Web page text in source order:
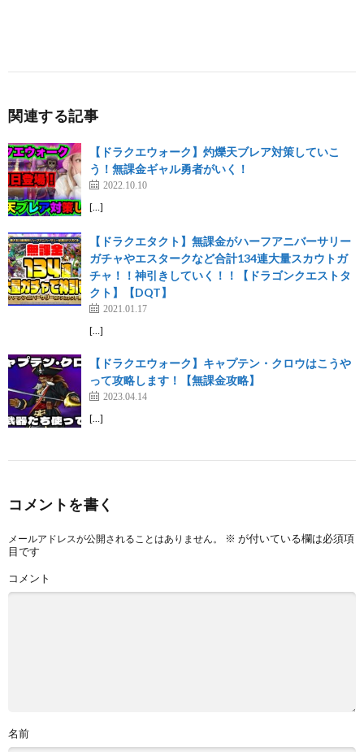
関連する記事
【ドラクエウォーク】灼爍天ブレア対策していこ
う！無課金ギャル勇者がいく！
2022.10.10
[…]
【ドラクエタクト】無課金がハーフアニバーサリー
ガチャやエスタークなど合計134連大量スカウトガ
チャ！！神引きしていく！！【ドラゴンクエストタ
クト】【DQT】
2021.01.17
[…]
【ドラクエウォーク】キャプテン・クロウはこうや
って攻略します！【無課金攻略】
2023.04.14
[…]
コメントを書く
メールアドレスが公開されることはありません。 ※ が付いている欄は必須項
目です
コメント
名前